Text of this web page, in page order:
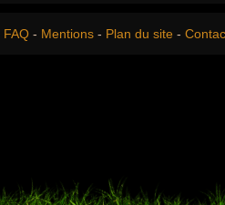
FAQ - Mentions - Plan du site -